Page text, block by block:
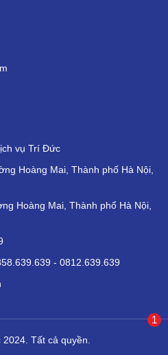
vụ Trí Đức
Hoàng Mai, Thành phố Hà Nội,
Hoàng Mai, Thành phố Hà Nội,
- 0812.639.639
Tất cả quyền.
1